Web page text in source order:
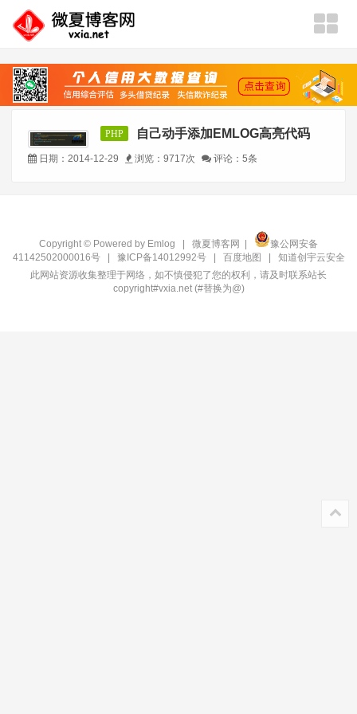
PHP 自己动手添加EMLOG高亮代码
日期：2014-12-29 浏览：9717次 评论：5条
Copyright © Powered by Emlog | 微夏博客网 |
豫公网安备
41142502000016号| 豫ICP备14012992号 | 百度地图 | 知道创宇云安全
此网站资源收集整理于网络，如不慎侵犯了您的权利，请及时联系站长
copyright#vxia.net (#替换为@)‍